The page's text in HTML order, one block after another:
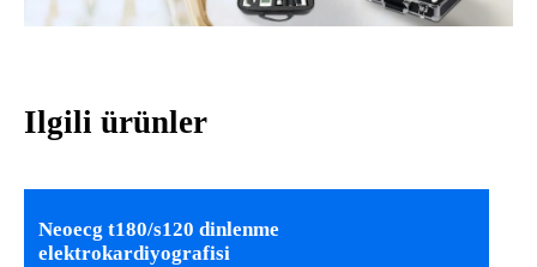
Ilgili ürünler
Neoecg t180/s120 dinlenme
elektrokardiyografisi